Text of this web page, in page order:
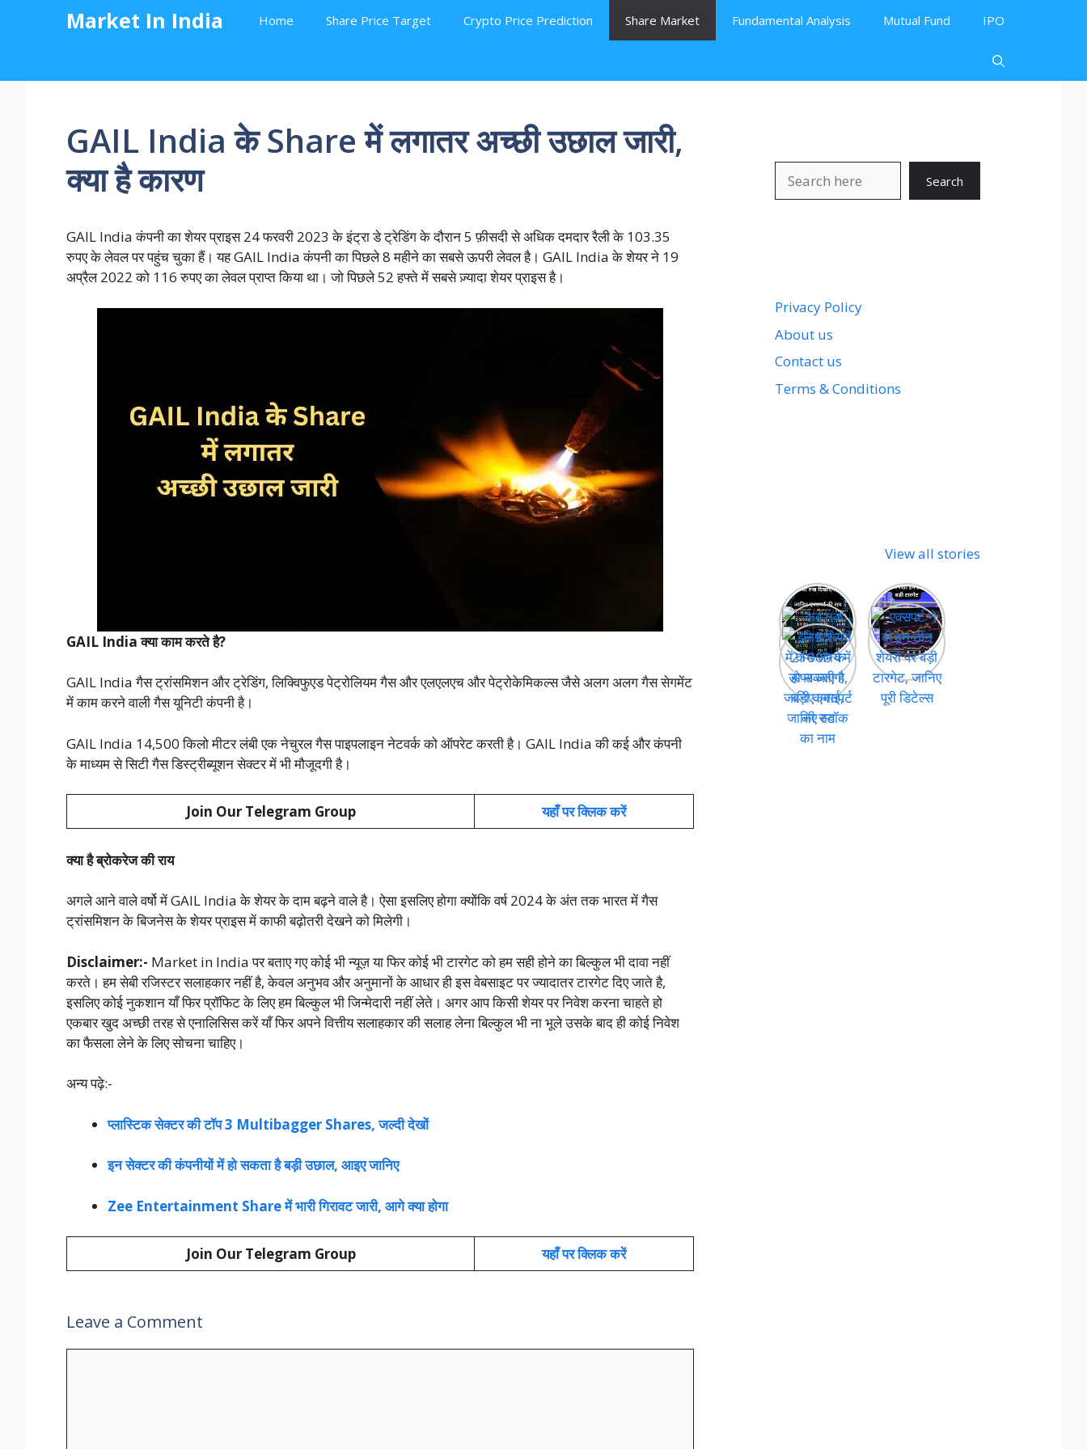
Market In India Home Share Price Target Crypto Price Prediction Share Market Fundamental Analysis Mutual Fund IPO
GAIL India के Share में लगातर अच्छी उछाल जारी,
क्या है कारण
GAIL India कंपनी का शेयर प्राइस 24 फरवरी 2023 के इंट्रा डे ट्रेडिंग के दौरान 5 फ़ीसदी से अधिक दमदार रैली के 103.35
रुपए के लेवल पर पहुंच चुका हैं। यह GAIL India कंपनी का पिछले 8 महीने का सबसे ऊपरी लेवल है। GAIL India के शेयर ने 19
अप्रैल 2022 को 116 रुपए का लेवल प्राप्त किया था। जो पिछले 52 हफ्ते में सबसे ज़्यादा शेयर प्राइस है।
GAIL India क्या काम करते है?
GAIL India गैस ट्रांसमिशन और ट्रेडिंग, लिक्विफुएड पेट्रोलियम गैस और एलएलएच और पेट्रोकेमिकल्स जैसे अलग अलग गैस सेगमेंट
में काम करने वाली गैस यूनिटी कंपनी है।
GAIL India 14,500 किलो मीटर लंबी एक नेचुरल गैस पाइपलाइन नेटवर्क को ऑपरेट करती है। GAIL India की कई और कंपनी
के माध्यम से सिटी गैस डिस्ट्रीब्यूशन सेक्टर में भी मौजूदगी है।
Join Our Telegram Group यहाँ पर क्लिक करें
क्या है ब्रोकरेज की राय
अगले आने वाले वर्षो में GAIL India के शेयर के दाम बढ़ने वाले है। ऐसा इसलिए होगा क्योंकि वर्ष 2024 के अंत तक भारत में गैस
ट्रांसमिशन के बिजनेस के शेयर प्राइस में काफी बढ़ोतरी देखने को मिलेगी।
Disclaimer:- Market in India पर बताए गए कोई भी न्यूज़ या फिर कोई भी टारगेट को हम सही होने का बिल्कुल भी दावा नहीं
करते। हम सेबी रजिस्टर सलाहकार नहीं है, केवल अनुभव और अनुमानों के आधार ही इस वेबसाइट पर ज्यादातर टारगेट दिए जाते है,
इसलिए कोई नुकशान याँ फिर प्रॉफिट के लिए हम बिल्कुल भी जिन्मेदारी नहीं लेते। अगर आप किसी शेयर पर निवेश करना चाहते हो
एकबार खुद अच्छी तरह से एनालिसिस करें याँ फिर अपने वित्तीय सलाहकार की सलाह लेना बिल्कुल भी ना भूले उसके बाद ही कोई निवेश
का फैसला लेने के लिए सोचना चाहिए।
अन्य पढ़े:-
प्लास्टिक सेक्टर की टॉप 3 Multibagger Shares, जल्दी देखों
इन सेक्टर की कंपनीयों में हो सकता है बड़ी उछाल, आइए जानिए
Zee Entertainment Share में भारी गिरावट जारी, आगे क्या होगा
Join Our Telegram Group यहाँ पर क्लिक करें
Leave a Comment
Search
Privacy Policy
About us
Contact us
Terms & Conditions
View all stories